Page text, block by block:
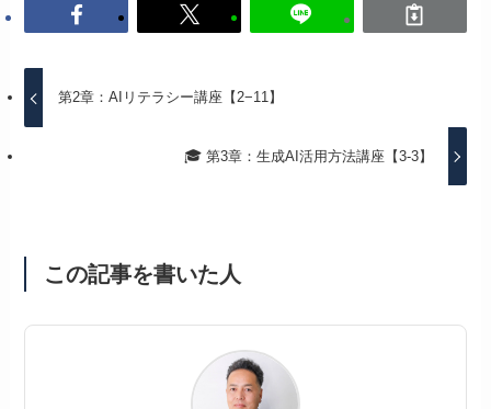
第2章：AIリテラシー講座【2−11】
🎓 第3章：生成AI活用方法講座【3-3】
この記事を書いた人